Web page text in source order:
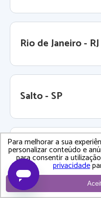
Rio de Janeiro - RJ
Salto - SP
Salvador - BA
Para melhorar a sua
personalizar conteúdo e
para consentir a
privacidade